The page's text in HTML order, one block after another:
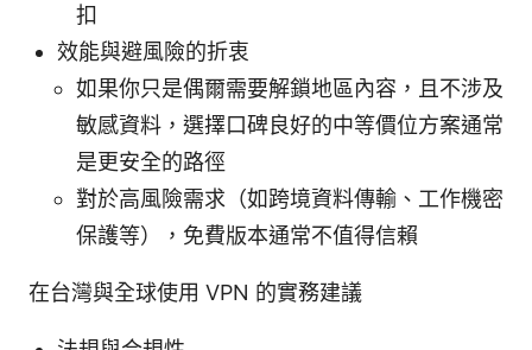
扣
效能與避風險的折衷
如果你只是偶爾需要解鎖地區內容，且不涉及
敏感資料，選擇口碑良好的中等價位方案通常
是更安全的路徑
對於高風險需求（如跨境資料傳輸、工作機密
保護等），免費版本通常不值得信賴
在台灣與全球使用 VPN 的實務建議